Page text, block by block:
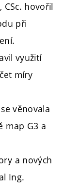
hovořil
při
využití
míry
věnovala
map G3 a
a nových
Ing.